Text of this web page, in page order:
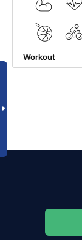
Workout